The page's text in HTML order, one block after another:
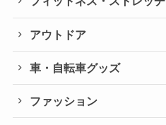
アウトドア
車・自転車グッズ
ファッション